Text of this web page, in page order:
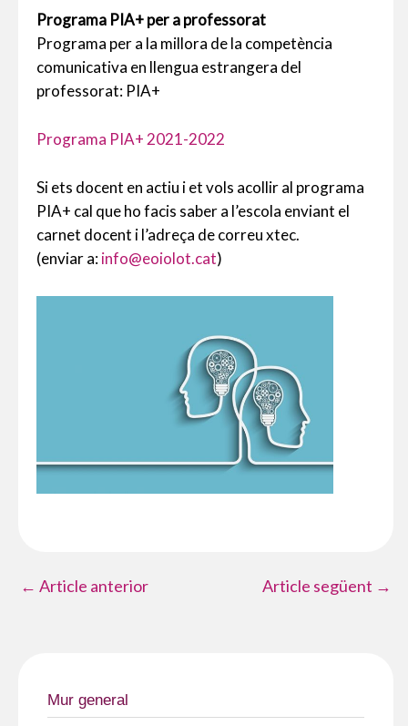
Mur general
Programa PIA+ per a professorat
Programa per a la millora de la competència
comunicativa en llengua estrangera del
professorat: PIA+
Programa PIA+ 2021-2022
Si ets docent en actiu i et vols acollir al programa
PIA+ cal que ho facis saber a l’escola enviant el
carnet docent i l’adreça de correu xtec.
(enviar a:info@eoiolot.cat)
← Article anterior Article següent →